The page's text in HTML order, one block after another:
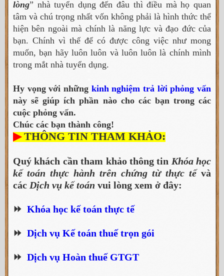
lòng” nhà tuyển dụng đến đâu thì điều mà họ quan
tâm và chú trọng nhất vốn không phải là hình thức thể
hiện bên ngoài mà chính là năng lực và đạo đức của
bạn. Chính vì thế để có được công việc như mong
muốn, bạn hãy luôn luôn và luôn luôn là chính mình
trong mắt nhà tuyển dụng.
Hy vọng với những kinh nghiệm trả lời phỏng vấn
này sẽ giúp ích phần nào cho các bạn trong các
cuộc phỏng vấn.
Chúc các bạn thành công!
▶ THÔNG TIN THAM KHẢO:
Quý khách cần tham khảo thông tin Khóa học
kế toán thực hành trên chứng từ thực tếvà
các Dịch vụ kế toán vui lòng xem ở đây:
⏩ Khóa học kế toán thực tế
⏩ Dịch vụ Kế toán thuế trọn gói
⏩ Dịch vụ Hoàn thuế GTGT